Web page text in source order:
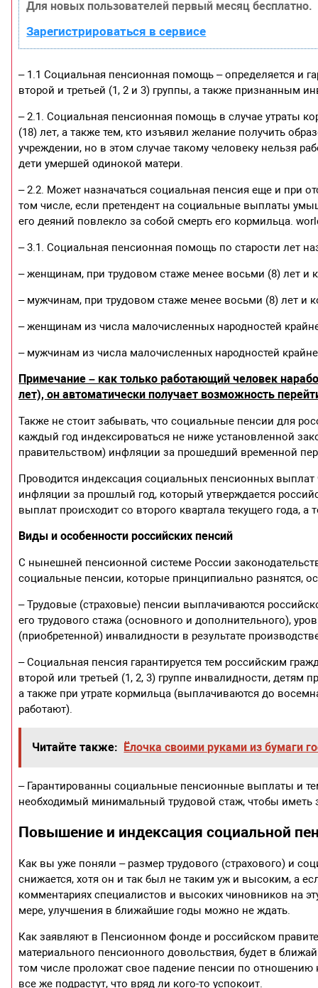
Для новых пользователей первый месяц бесплатно.
Зарегистрироваться в сервисе
– 1.1 Социальная пенсионная помощь – определяется и
второй и третьей (1, 2 и 3) группы, а также признанным
– 2.1. Социальная пенсионная помощь в случае утраты
(18) лет, а также тем, кто изъявил желание получить
учреждении, но в этом случае такому человеку нельзя
дети умершей одинокой матери.
– 2.2. Может назначаться социальная пенсия еще и при
том числе, если претендент на социальные выплаты
его деяний повлекло за собой смерть его кормильца.
– 3.1. Социальная пенсионная помощь по старости лет
– женщинам, при трудовом стаже менее восьми (8) лет и
– мужчинам, при трудовом стаже менее восьми (8) лет и
– женщинам из числа малочисленных народностей
– мужчинам из числа малочисленных народностей
Примечание – как только работающий человек
лет), он автоматически получает возможность
Также не стоит забывать, что социальные пенсии для
каждый год индексироваться не ниже установленной
правительством) инфляции за прошедший временной
Проводится индексация социальных пенсионных
инфляции за прошлый год, который утверждается
выплат происходит со второго квартала текущего года,
Виды и особенности российских пенсий
С нынешней пенсионной системе России
социальные пенсии, которые принципиально разнятся,
– Трудовые (страховые) пенсии выплачиваются
его трудового стажа (основного и дополнительного),
(приобретенной) инвалидности в результате
– Социальная пенсия гарантируется тем российским
второй или третьей (1, 2, 3) группе инвалидности,
а также при утрате кормильца (выплачиваются до
работают).
Читайте также: Ёлочка своими руками из бумаги
– Гарантированны социальные пенсионные выплаты и
необходимый минимальный трудовой стаж, чтобы
Повышение и индексация социальной
Как вы уже поняли – размер трудового (страхового) и
снижается, хотя он и так был не таким уж и высоким, а
комментариях специалистов и высоких чиновников на
мере, улучшения в ближайшие годы можно не ждать.
Как заявляют в Пенсионном фонде и российском
материального пенсионного довольствия, будет в
том числе проложат свое падение пенсии по
все же подрастут, что вряд ли кого-то успокоит.